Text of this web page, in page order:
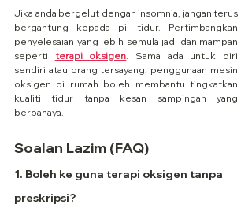
Jika anda bergelut dengan insomnia, jangan terus
bergantung kepada pil tidur. Pertimbangkan
penyelesaian yang lebih semula jadi dan mampan
seperti terapi oksigen. Sama ada untuk diri
sendiri atau orang tersayang, penggunaan mesin
oksigen di rumah boleh membantu tingkatkan
kualiti tidur tanpa kesan sampingan yang
berbahaya.
Soalan Lazim (FAQ)
1. Boleh ke guna terapi oksigen tanpa
preskripsi?